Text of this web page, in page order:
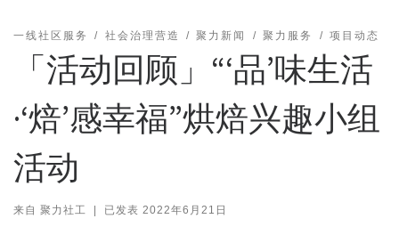
一线社区服务 社会治理营造 聚力新闻 聚力服务 项目动态
「活动回顾」“‘品’味生活
·‘焙’感幸福”烘焙兴趣小组
活动
来自 聚力社工 | 已发表 2022年6月21日